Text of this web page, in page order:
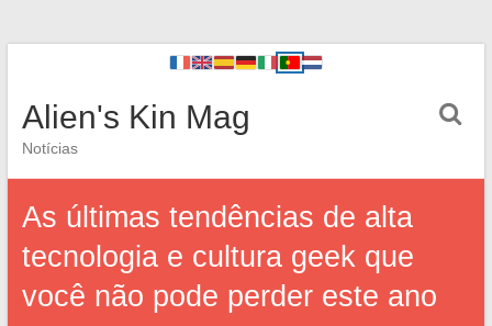
Alien's Kin Mag
Notícias
As últimas tendências de alta
tecnologia e cultura geek que
você não pode perder este ano